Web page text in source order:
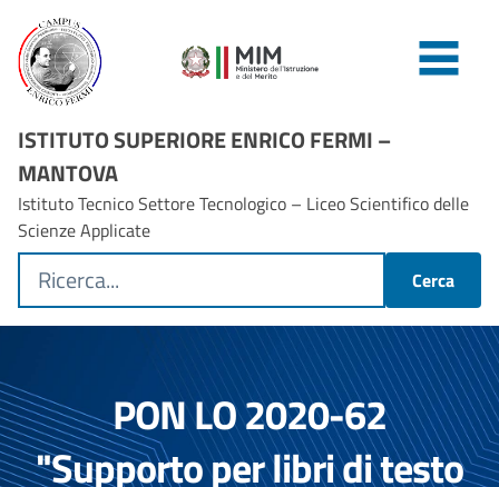
ISTITUTO SUPERIORE ENRICO FERMI –
MANTOVA
Istituto Tecnico Settore Tecnologico – Liceo Scientifico delle
Scienze Applicate
Cerca
PON LO 2020-62
"Supporto per libri di testo